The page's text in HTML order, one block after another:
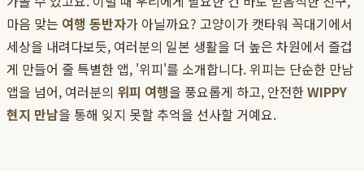
마음 맞는 여행 동반자가 아닐까요? 고양이가 캣타워 꼭대기에서
세상을 내려다보듯, 여러분의 일본 생활을 더 높은 차원에서 즐겁
게 만들어 줄 특별한 앱, '위피'를 소개합니다. 위피는 단순한 만남
앱을 넘어, 여러분의 위피 여행을 풍요롭게 하고, 안전한WIPPY
현지 만남을 통해 잊지 못할 추억을 선사할 거예요.